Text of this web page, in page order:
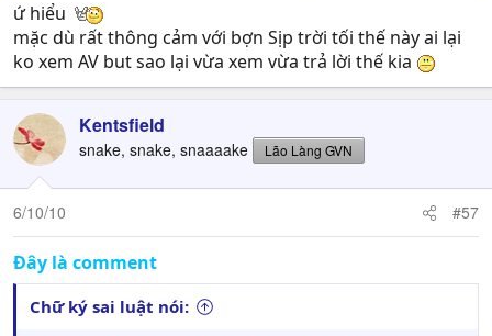
ứ hiểu
mặc dù rất thông cảm với bợn Sịp trời tối thế này ai lại
ko xem AV but sao lại vừa xem vừa trả lời thế kia
Kentsfield
snake, snake, snaaaake Lão Làng GVN
6/10/10 #57
Đây là comment
Chữ ký sai luật nói: